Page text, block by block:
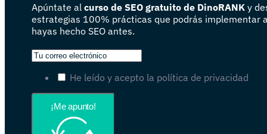
Apúntate al curso de SEO gratuito de DinoRANK y
estrategias 100% prácticas que podrás implementar
hayas hecho SEO antes.
He leído y acepto la política de privacidad
¡Me apunto!